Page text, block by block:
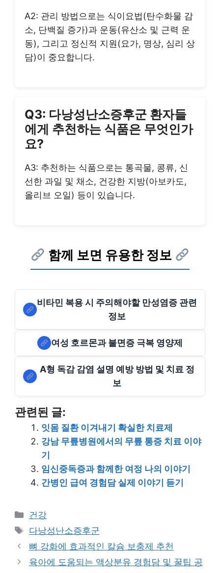
A2: 관리 방법으로는 식이요법(탄수화물 감
소, 단백질 증가)과 운동(유산소 및 근력 운
동), 그리고 정신적 지원(요가, 명상, 심리 상
담)이 중요합니다.
Q3: 다낭성난소증후군 환자들
에게 추천하는 식품은 무엇인가
요?
A3: 추천하는 식품으로는 통곡물, 콩류, 신
선한 과일 및 채소, 건강한 지방(아보카도,
올리브 오일) 등이 있습니다.
함께 보면 유용한 정보
비타민 복용 시 주의해야할 만성염증 관련
정보
여성 호르몬과 불면증 극복 영양제
A형 독감 감염 설명 예방 방법 및 치료 정
보
관련된 글:
잇몸 질환 이겨내기 확실한 치료제
강남 무릎병원에서의 무릎 통증 치료 이야
기
임신중독증과 함께한 여정 나의 이야기
간병인 급여 경험담 실제 이야기 듣기
Categories
건강
Tags
다낭성난소증후군
뼈 강화에 효과적인 칼슘 보충제 추천
육아에 도움되는 액상분유 경험담 및 꿀팁 공